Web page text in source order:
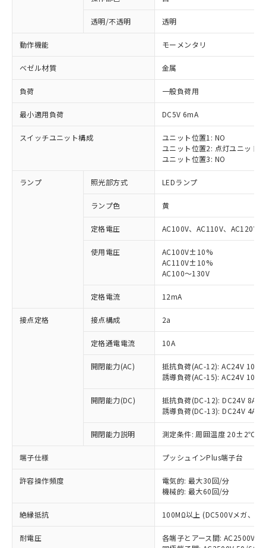
透明/不透明 透明
動作機能 モーメンタリ
ベゼル材質 金属
負荷 一般負荷用
最小適用負荷 DC5V 6mA
スイッチユニット構成
ユニット位置1: NO
ユニット位置2: 点灯ユニット
ユニット位置3: NO
ランプ 照光部方式 LEDランプ
ランプ色 黄
定格電圧 AC100V、AC110V、AC120V
使用電圧
AC100V±10%
AC110V±10%
AC100～130V
定格電流 12mA
接点定格 接点構成 2a
定格通電電流 10A
開閉能力(AC)
抵抗負荷(AC-12): AC24V 10A/
誘導負荷(AC-15): AC24V
開閉能力(DC)
抵抗負荷(DC-12): DC24V 8A/
誘導負荷(DC-13): DC24V 4A/
開閉能力説明 測定条件: 周囲温度 20±2℃、
端子仕様 プッシュインPlus端子台
許容操作頻度
電気的: 最大30回/分
機械的: 最大60回/分
絶縁抵抗 100MΩ以上 (DC500Vメガ、点
耐電圧
各端子とアース間: AC2500V
ご利用条件
以下の条件をお読みいただき、同意のうえ
本サービスは、当社制御機器事業取扱
商品の当社在庫状況および標準価格
(税抜)を提供させていただくもので
当社制御機器事業取扱商品の中には、
本サービスの対象外となる商品もある
ことをご了承ください。
在庫状況および標準価格照会結果は、
記載している更新日時点での社内デー
タに基づき作成されるものであり、閲
準価格とは異なる場合があることをご
対応済み：EU RoHS指令（10物質）の
非含有に対応した製品が提供可能な商品で
対応予定：EU RoHS指令（10物質）の非含
有に対応した製品に切り替える予定のある
対応予定なし：EU RoHS指令（10物質）の
非含有に非対応の商品で、対応品を出す予
調査・確認中：EU RoHS指令（10物質）の
非含有の対応状況を調査中または確認中の
非該当品：ライセンス料など無形物で、有
害物質有無と関係のない商品です。
仕入先様の事情により、非含有部品として
いたものが、含有品と判明した場合などや
むを得ず変更することがあります。
*EU RoHS指令（10物質）：
鉛(Pb) 1000ppm以下、 水銀(Hg) 1000ppm以下、 カド
六価クロム(Cr(Ⅵ)) 1000ppm以下、ポリ臭化ビフェニル
「○」：最大均質材料含有率が中国RoHSの
基準値以下であることを示します。
「×」：最大均質材料含有率が中国RoHSの
基準値を超えていることを示します。
「－」：未確認です。当社販売部門へお問
当社は、これら貴社製品のうち、外国
為替および外国貿易法に定める商品
（以下｢規制貨物等」という）を輸出
または国外への提供する場合は、日本
国政府の輸出許可(または役務取引許
可)を取得するなどの必要な手続きを